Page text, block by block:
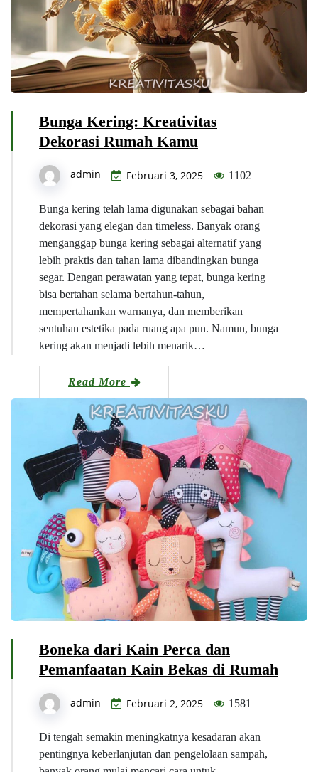
Bunga Kering: Kreativitas
Dekorasi Rumah Kamu
admin Februari 3, 2025 1102
Bunga kering telah lama digunakan sebagai bahan
dekorasi yang elegan dan timeless. Banyak orang
menganggap bunga kering sebagai alternatif yang
lebih praktis dan tahan lama dibandingkan bunga
segar. Dengan perawatan yang tepat, bunga kering
bisa bertahan selama bertahun-tahun,
mempertahankan warnanya, dan memberikan
sentuhan estetika pada ruang apa pun. Namun, bunga
kering akan menjadi lebih menarik…
Read More
Boneka dari Kain Perca dan
Pemanfaatan Kain Bekas di Rumah
admin Februari 2, 2025 1581
Di tengah semakin meningkatnya kesadaran akan
pentingnya keberlanjutan dan pengelolaan sampah,